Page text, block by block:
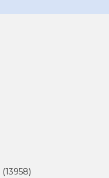
(13958)